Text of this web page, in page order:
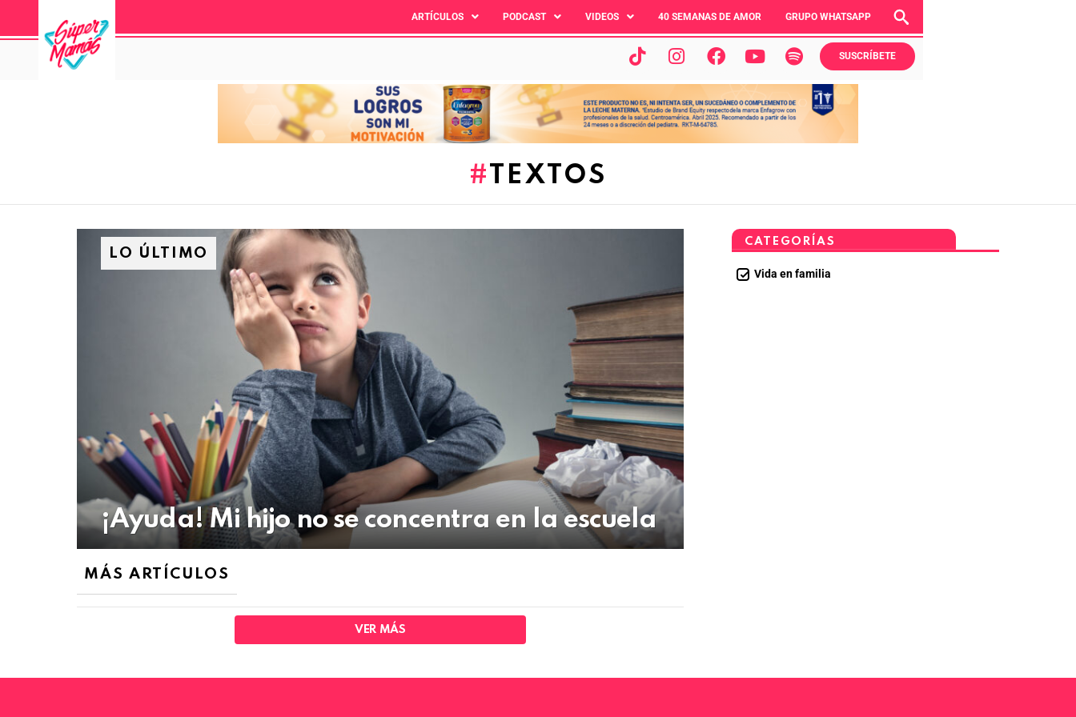
ARTÍCULOS PODCAST VIDEOS 40 SEMANAS DE AMOR GRUPO WHATSAPP
SUSCRÍBETE
TEXTOS
LO ÚLTIMO
¡Ayuda! Mi hijo no se concentra en la escuela
MÁS ARTÍCULOS
VER MÁS
CATEGORÍAS
Vida en familia